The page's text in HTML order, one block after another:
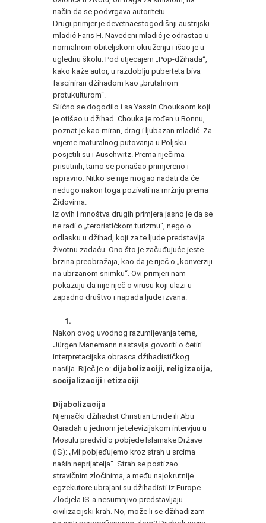
način da se podvrgava autoritetu.
Drugi primjer je devetnaestogodišnji austrijski
mladić Faris H. Navedeni mladić je odrastao u
normalnom obiteljskom okruženju i išao je u
uglednu školu. Pod utjecajem „Pop-džihada“,
kako kaže autor, u razdoblju puberteta biva
fasciniran džihadom kao „brutalnom
protukulturom“.
Slično se dogodilo i sa Yassin Choukaom koji
je otišao u džihad. Chouka je rođen u Bonnu,
poznat je kao miran, drag i ljubazan mladić. Za
vrijeme maturalnog putovanja u Poljsku
posjetili su i Auschwitz. Prema riječima
prisutnih, tamo se ponašao primjereno i
ispravno. Nitko se nije mogao nadati da će
nedugo nakon toga pozivati na mržnju prema
Židovima.
Iz ovih i mnoštva drugih primjera jasno je da se
ne radi o „terorističkom turizmu“, nego o
odlasku u džihad, koji za te ljude predstavlja
životnu zadaću. Ono što je začuđujuće jeste
brzina preobražaja, kao da je riječ o „konverziji
na ubrzanom snimku“. Ovi primjeri nam
pokazuju da nije riječ o virusu koji ulazi u
zapadno društvo i napada ljude izvana.
1.
Nakon ovog uvodnog razumijevanja teme,
Jürgen Manemann nastavlja govoriti o četiri
interpretacijska obrasca džihadističkog
nasilja. Riječ je o: dijabolizaciji, religizacija,
socijalizaciji i etizaciji
Dijabolizacija
Njemački džihadist Christian Emde ili Abu
Qaradah u jednom je televizijskom intervjuu u
Mosulu predvidio pobjede Islamske Države
(IS): „Mi pobjeđujemo kroz strah u srcima
naših neprijatelja“. Strah se postizao
stravičnim zločinima, a među najokrutnije
egzekutore ubrajani su džihadisti iz Europe.
Zlodjela IS-a nesumnjivo predstavljaju
civilizacijski krah. No, može li se džihadizam